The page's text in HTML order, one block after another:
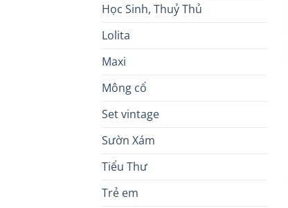
Học Sinh, Thuỷ Thủ
Lolita
Maxi
Mông cổ
Set vintage
Sườn Xám
Tiểu Thư
Trẻ em